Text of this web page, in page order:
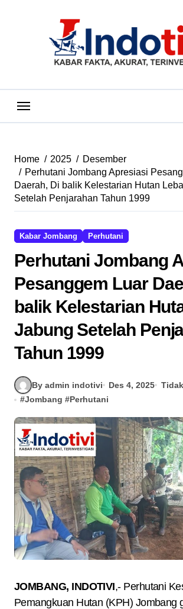
Home 2025
Desember
Perhutani Jombang Apresiasi
Daerah, Di balik Kelestarian Hutan
Setelah Penjarahan Tahun 1999
Kabar Jombang Perhutani
Perhutani Jombang
Pesanggem Luar
balik Kelestarian
Jabung Setelah
Tahun 1999
By admin indotivi Des 4, 2025
#Jombang #Perhutani
JOMBANG, INDOTIVI,- Perhutani
Pemangkuan Hutan (KPH) Jombang